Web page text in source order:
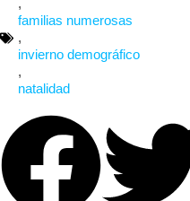
,
familias numerosas
,
invierno demográfico
,
natalidad